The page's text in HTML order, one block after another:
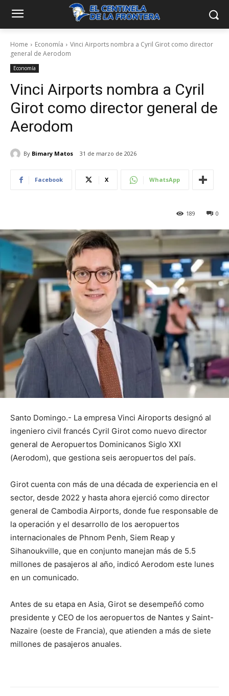
Home Economía
Vinci Airports nombra a Cyril Girot como director
general de Aerodom
Economía
Vinci Airports nombra a Cyril
Girot como director general de
Aerodom
By Bimary Matos 31 de marzo de 2026
Facebook X WhatsApp
0
189
Santo Domingo.- La empresa Vinci Airoports designó al
ingeniero civil francés Cyril Girot como nuevo director
general de Aeropuertos Dominicanos Siglo XXI
(Aerodom), que gestiona seis aeropuertos del país.
Girot cuenta con más de una década de experiencia en el
sector, desde 2022 y hasta ahora ejerció como director
general de Cambodia Airports, donde fue responsable de
la operación y el desarrollo de los aeropuertos
internacionales de Phnom Penh, Siem Reap y
Sihanoukville, que en conjunto manejan más de 5.5
millones de pasajeros al año, indicó Aerodom este lunes
en un comunicado.
Antes de su etapa en Asia, Girot se desempeñó como
presidente y CEO de los aeropuertos de Nantes y Saint-
Nazaire (oeste de Francia), que atienden a más de siete
millones de pasajeros anuales.